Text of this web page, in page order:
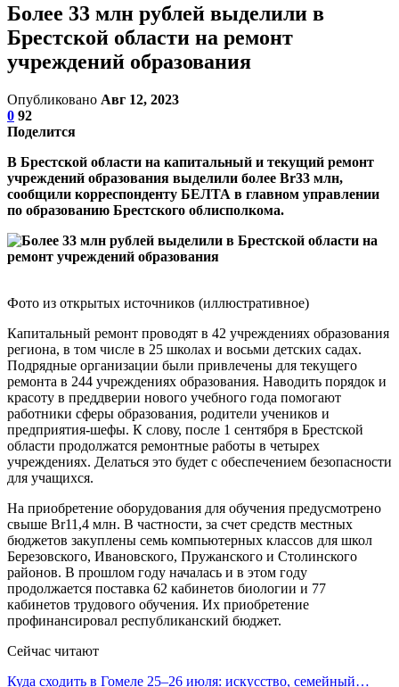
Более 33 млн рублей выделили в
Брестской области на ремонт
учреждений образования
Опубликовано Авг 12, 2023
0 92
Поделится
В Брестской области на капитальный и текущий ремонт
учреждений образования выделили более Br33 млн,
сообщили корреспонденту БЕЛТА в главном управлении
по образованию Брестского облисполкома.
Фото из открытых источников (иллюстративное)
Капитальный ремонт проводят в 42 учреждениях образования
региона, в том числе в 25 школах и восьми детских садах.
Подрядные организации были привлечены для текущего
ремонта в 244 учреждениях образования. Наводить порядок и
красоту в преддверии нового учебного года помогают
работники сферы образования, родители учеников и
предприятия-шефы. К слову, после 1 сентября в Брестской
области продолжатся ремонтные работы в четырех
учреждениях. Делаться это будет с обеспечением безопасности
для учащихся.
На приобретение оборудования для обучения предусмотрено
свыше Br11,4 млн. В частности, за счет средств местных
бюджетов закуплены семь компьютерных классов для школ
Березовского, Ивановского, Пружанского и Столинского
районов. В прошлом году началась и в этом году
продолжается поставка 62 кабинетов биологии и 77
кабинетов трудового обучения. Их приобретение
профинансировал республиканский бюджет.
Сейчас читают
Куда сходить в Гомеле 25–26 июля: искусство, семейный…